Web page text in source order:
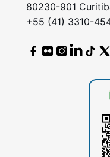
80230-901
+55 (41) 3310-